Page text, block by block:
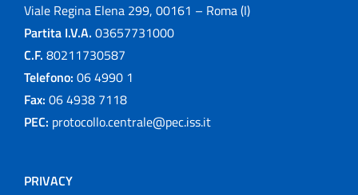
Viale Regina Elena 299, 00161 – Roma (I)
Partita I.V.A. 03657731000
C.F. 80211730587
Telefono: 06 4990 1
Fax: 06 4938 7118
PEC: protocollo.centrale@pec.iss.it
PRIVACY